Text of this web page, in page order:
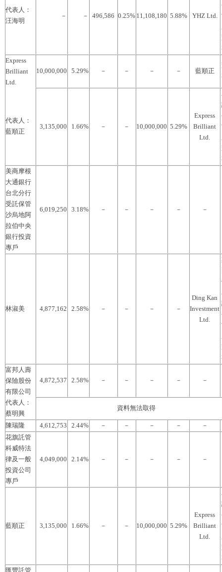
代表人：
汪海明
－ － 496,586 0.25% 11,108,180 5.88% YHZ Ltd.
Express
Brilliant
Ltd.
10,000,000 5.29% － － － － 藍順正
代表人：
藍順正
3,135,000 1.66% － － 10,000,000 5.29%
Express
Brilliant
Ltd.
美商摩根
大通銀行
台北分行
受託保管
沙烏地阿
拉伯中央
銀行投資
專戶
6,019,250 3.18% － － － － －
林淑美 4,877,162 2.58% － － － －
Ding Kan
Investment
Ltd.
富邦人壽
保險股份
有限公司
4,872,537 2.58% － － － － －
代表人：
蔡明興
資料無法取得
陳瑞隆 4,612,753 2.44% － － － － －
花旗託管
科威特法
律及一般
投資公司
專戶
4,049,000 2.14% － － － － －
藍順正 3,135,000 1.66% － － 10,000,000 5.29%
Express
Brilliant
Ltd.
匯豐託管